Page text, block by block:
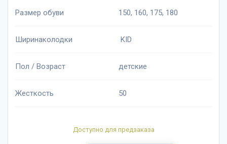
Размер обуви 150, 160, 175, 180
Ширинаколодки KID
Пол / Возраст детские
Жесткость 50
Доступно для предзаказа